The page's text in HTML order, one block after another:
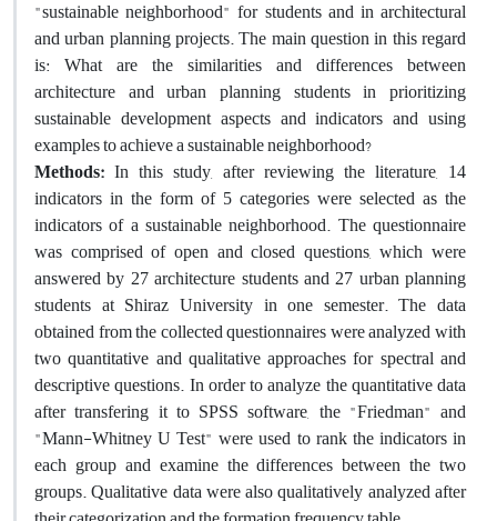
"sustainable neighborhood" for students and in architectural
and urban planning projects. The main question in this regard
is: What are the similarities and differences between
architecture and urban planning students in prioritizing
sustainable development aspects and indicators and using
examples to achieve a sustainable neighborhood?
Methods: In this study, after reviewing the literature, 14
indicators in the form of 5 categories were selected as the
indicators of a sustainable neighborhood. The questionnaire
was comprised of open and closed questions, which were
answered by 27 architecture students and 27 urban planning
students at Shiraz University in one semester. The data
obtained from the collected questionnaires were analyzed with
two quantitative and qualitative approaches for spectral and
descriptive questions. In order to analyze the quantitative data
after transfering it to SPSS software, the "Friedman" and
"Mann-Whitney U Test" were used to rank the indicators in
each group and examine the differences between the two
groups. Qualitative data were also qualitatively analyzed after